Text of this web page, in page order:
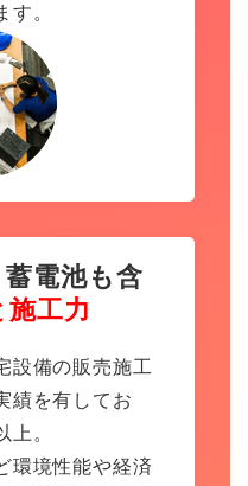
す。
電池も含
工力
設備の販売施工
績を有してお
上。
環境性能や経済